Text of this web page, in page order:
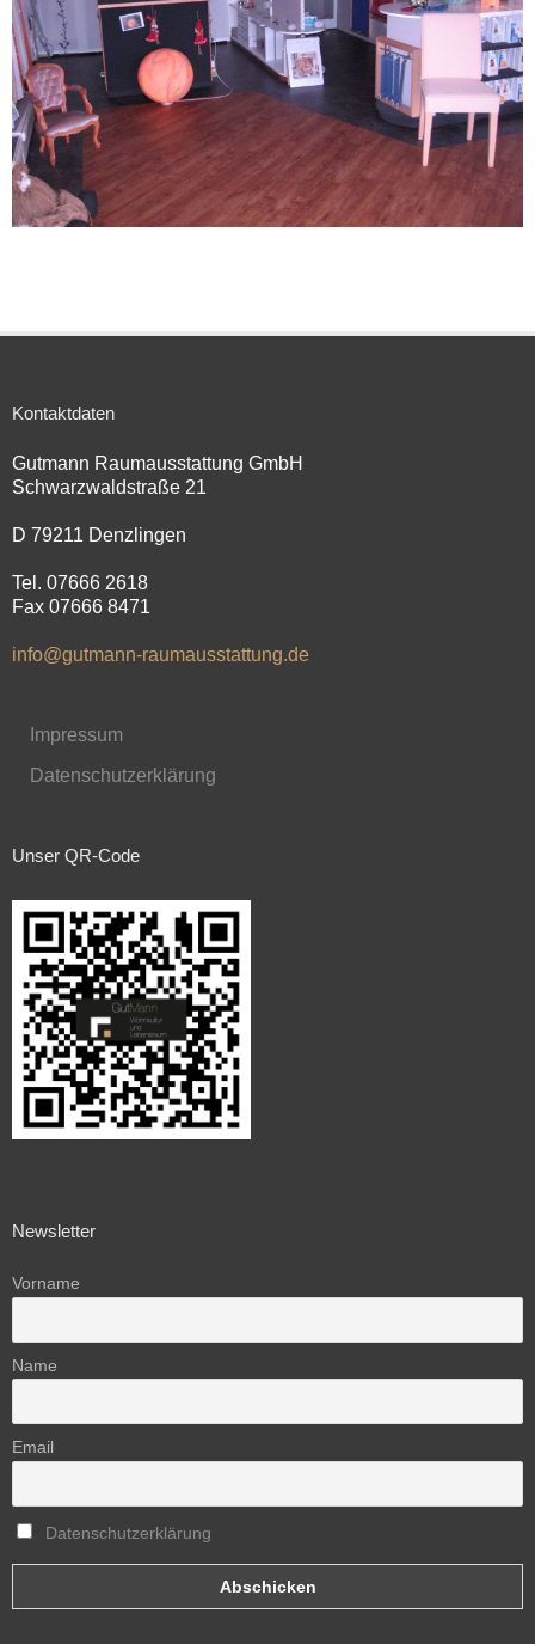
Kontaktdaten
Gutmann Raumausstattung GmbH
Schwarzwaldstraße 21
D 79211 Denzlingen
Tel. 07666 2618
Fax 07666 8471
info@gutmann-raumausstattung.de
Impressum
Datenschutzerklärung
Unser QR-Code
Newsletter
Vorname
Name
Email
Datenschutzerklärung